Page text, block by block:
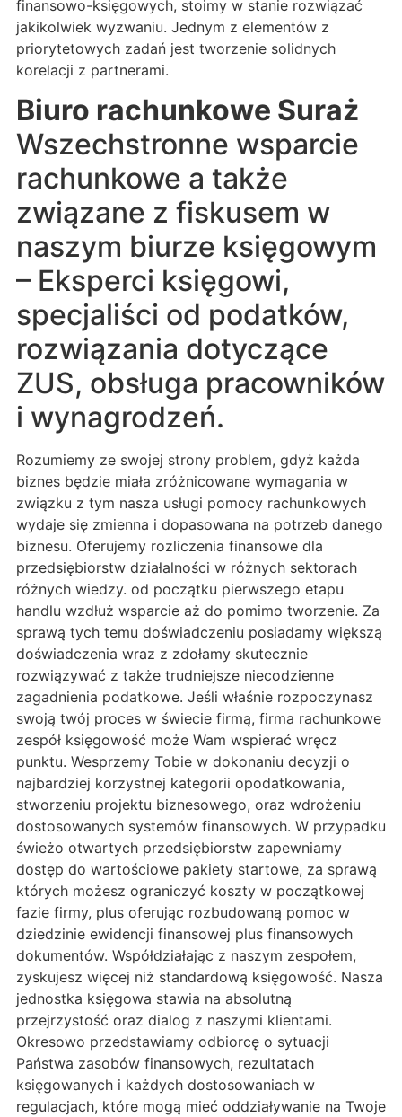
finansowo-księgowych, stoimy w stanie rozwiązać
jakikolwiek wyzwaniu. Jednym z elementów z
priorytetowych zadań jest tworzenie solidnych
korelacji z partnerami.
Biuro rachunkowe Suraż
Wszechstronne wsparcie
rachunkowe a także
związane z fiskusem w
naszym biurze księgowym
– Eksperci księgowi,
specjaliści od podatków,
rozwiązania dotyczące
ZUS, obsługa pracowników
i wynagrodzeń.
Rozumiemy ze swojej strony problem, gdyż każda
biznes będzie miała zróżnicowane wymagania w
związku z tym nasza usługi pomocy rachunkowych
wydaje się zmienna i dopasowana na potrzeb danego
biznesu. Oferujemy rozliczenia finansowe dla
przedsiębiorstw działalności w różnych sektorach
różnych wiedzy. od początku pierwszego etapu
handlu wzdłuż wsparcie aż do pomimo tworzenie. Za
sprawą tych temu doświadczeniu posiadamy większą
doświadczenia wraz z zdołamy skutecznie
rozwiązywać z także trudniejsze niecodzienne
zagadnienia podatkowe. Jeśli właśnie rozpoczynasz
swoją twój proces w świecie firmą, firma rachunkowe
zespół księgowość może Wam wspierać wręcz
punktu. Wesprzemy Tobie w dokonaniu decyzji o
najbardziej korzystnej kategorii opodatkowania,
stworzeniu projektu biznesowego, oraz wdrożeniu
dostosowanych systemów finansowych. W przypadku
świeżo otwartych przedsiębiorstw zapewniamy
dostęp do wartościowe pakiety startowe, za sprawą
których możesz ograniczyć koszty w początkowej
fazie firmy, plus oferując rozbudowaną pomoc w
dziedzinie ewidencji finansowej plus finansowych
dokumentów. Współdziałając z naszym zespołem,
zyskujesz więcej niż standardową księgowość. Nasza
jednostka księgowa stawia na absolutną
przejrzystość oraz dialog z naszymi klientami.
Okresowo przedstawiamy odbiorcę o sytuacji
Państwa zasobów finansowych, rezultatach
księgowanych i każdych dostosowaniach w
regulacjach, które mogą mieć oddziaływanie na Twoje